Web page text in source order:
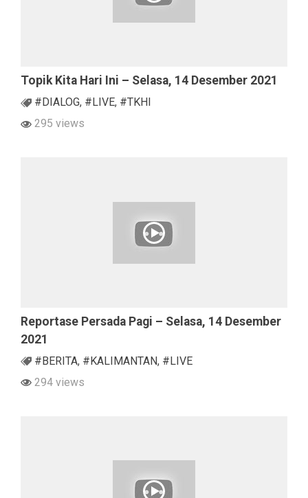
Topik Kita Hari Ini – Selasa, 14 Desember 2021
#DIALOG, #LIVE, #TKHI
295 views
Reportase Persada Pagi – Selasa, 14 Desember
2021
#BERITA, #KALIMANTAN, #LIVE
294 views